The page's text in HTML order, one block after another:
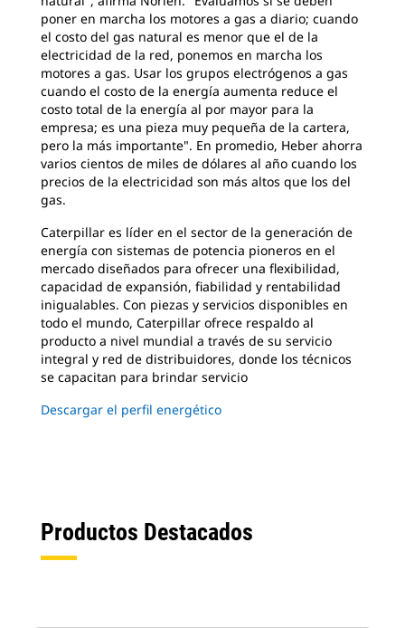
poner en marcha los motores a gas a diario; cuando
el costo del gas natural es menor que el de la
electricidad de la red, ponemos en marcha los
motores a gas. Usar los grupos electrógenos a gas
cuando el costo de la energía aumenta reduce el
costo total de la energía al por mayor para la
empresa; es una pieza muy pequeña de la cartera,
pero la más importante". En promedio, Heber ahorra
varios cientos de miles de dólares al año cuando los
precios de la electricidad son más altos que los del
gas.
Caterpillar es líder en el sector de la generación de
energía con sistemas de potencia pioneros en el
mercado diseñados para ofrecer una flexibilidad,
capacidad de expansión, fiabilidad y rentabilidad
inigualables. Con piezas y servicios disponibles en
todo el mundo, Caterpillar ofrece respaldo al
producto a nivel mundial a través de su servicio
integral y red de distribuidores, donde los técnicos
se capacitan para brindar servicio
Descargar el perfil energético
Productos Destacados